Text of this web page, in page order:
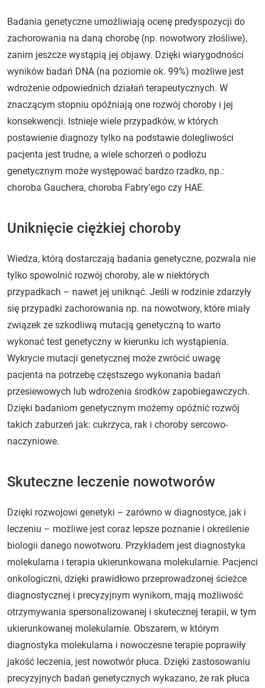
Badania genetyczne umożliwiają ocenę predyspozycji do
zachorowania na daną chorobę (np. nowotwory złośliwe),
zanim jeszcze wystąpią jej objawy. Dzięki wiarygodności
wyników badań DNA (na poziomie ok. 99%) możliwe jest
wdrożenie odpowiednich działań terapeutycznych. W
znaczącym stopniu opóźniają one rozwój choroby i jej
konsekwencji. Istnieje wiele przypadków, w których
postawienie diagnozy tylko na podstawie dolegliwości
pacjenta jest trudne, a wiele schorzeń o podłożu
genetycznym może występować bardzo rzadko, np.:
choroba Gauchera, choroba Fabry’ego czy HAE.
Uniknięcie ciężkiej choroby
Wiedza, którą dostarczają badania genetyczne, pozwala nie
tylko spowolnić rozwój choroby, ale w niektórych
przypadkach – nawet jej uniknąć. Jeśli w rodzinie zdarzyły
się przypadki zachorowania np. na nowotwory, które miały
związek ze szkodliwą mutacją genetyczną to warto
wykonać test genetyczny w kierunku ich wystąpienia.
Wykrycie mutacji genetycznej może zwrócić uwagę
pacjenta na potrzebę częstszego wykonania badań
przesiewowych lub wdrożenia środków zapobiegawczych.
Dzięki badaniom genetycznym możemy opóźnić rozwój
takich zaburzeń jak: cukrzyca, rak i choroby sercowo-
naczyniowe.
Skuteczne leczenie nowotworów
Dzięki rozwojowi genetyki – zarówno w diagnostyce, jak i
leczeniu – możliwe jest coraz lepsze poznanie i określenie
biologii danego nowotworu. Przykładem jest diagnostyka
molekularna i terapia ukierunkowana molekularnie. Pacjenci
onkologiczni, dzięki prawidłowo przeprowadzonej ścieżce
diagnostycznej i precyzyjnym wynikom, mają możliwość
otrzymywania spersonalizowanej i skutecznej terapii, w tym
ukierunkowanej molekularnie. Obszarem, w którym
diagnostyka molekularna i nowoczesne terapie poprawiły
jakość leczenia, jest nowotwór płuca. Dzięki zastosowaniu
precyzyjnych badań genetycznych wykazano, że rak płuca